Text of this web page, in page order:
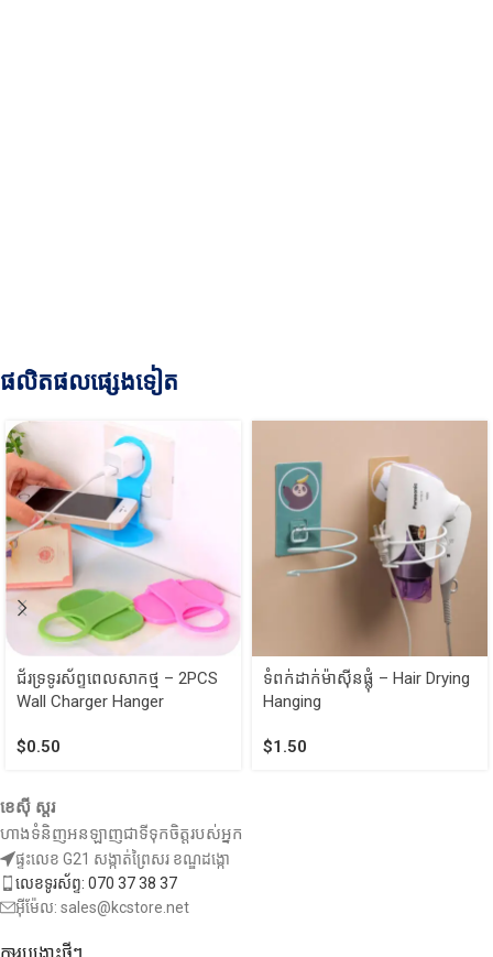
ផលិតផលផ្សេងទៀត
ជ័រទ្រទូរស័ព្ទពេលសាកថ្ម – 2PCS
Wall Charger Hanger
$0.50
ទំពក់ដាក់ម៉ាស៊ីនផ្លុំ – Hair Drying
Hanging
$1.50
ខេស៊ី ស្តរ
ហាងទំនិញអនឡាញជាទីទុកចិត្តរបស់អ្នក
ផ្ទះលេខ G21 សង្កាត់ព្រៃសរ ខណ្ឌដង្កោ
លេខទូរស័ព្ទ: 070 37 38 37
អ៊ីម៉ែល: sales@kcstore.net